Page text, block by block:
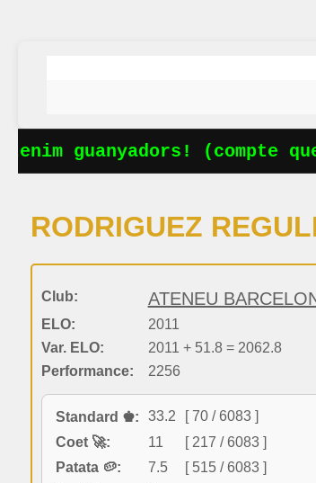
guanyadors! (compte
RODRIGUEZ
Club: ATENEU
ELO:
2011
Var. ELO:
2011 + 51.8 = 2062.8
Performance:
2256
Standard ♚: 33.2
[ 70 / 6083 ]
Coet 🚀:
11
[ 217 / 6083 ]
Patata 🥔:
7.5
[ 515 / 6083 ]